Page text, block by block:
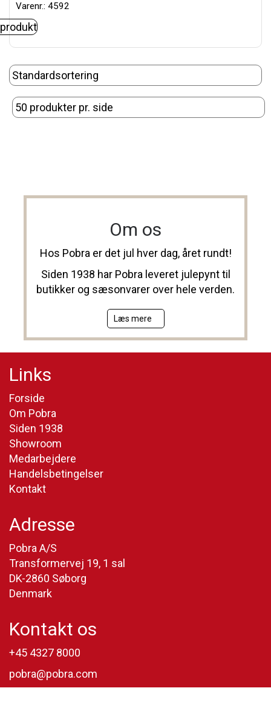
Varenr.: 4592
Om os
Hos Pobra er det jul hver dag, året rundt!
Siden 1938 har Pobra leveret julepynt til
butikker og sæsonvarer over hele verden.
Læs mere
Links
Forside
Om Pobra
Siden 1938
Showroom
Medarbejdere
Handelsbetingelser
Kontakt
Adresse
Pobra A/S
Transformervej 19, 1 sal
DK-2860 Søborg
Denmark
Kontakt os
+45 4327 8000
pobra@pobra.com